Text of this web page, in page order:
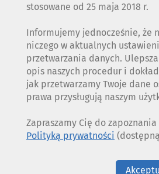
stosowane od 25 maja 2018 r.
Informujemy jednocześnie, że
niczego w aktualnych
przetwarzania danych.
opis naszych procedur i
jak przetwarzamy Twoje dane
prawa przysługują naszym
Zapraszamy Cię do
Polityką prywatności